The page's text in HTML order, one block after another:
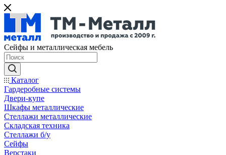
Сейфы и металлическая мебель
Каталог
Гардеробные системы
Двери-купе
Шкафы металлические
Стеллажи металлические
Складская техника
Стеллажи б/у
Сейфы
Верстаки